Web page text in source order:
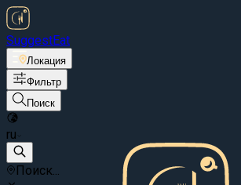
SuggestEat
Локация
Фильтр
Поиск
ru
Поиск...